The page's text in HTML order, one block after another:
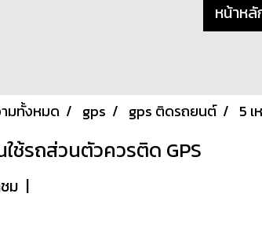
หน้าหลั
มทั้งหมด gps gps ติดรถยนต์ 5
ช้รถส่วนตัวควรติด GPS
ม |